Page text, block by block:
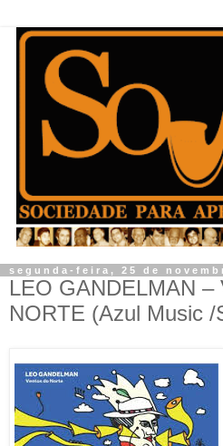
segunda-feira, 25 de
LEO GANDELMAN –
NORTE (Azul Music /